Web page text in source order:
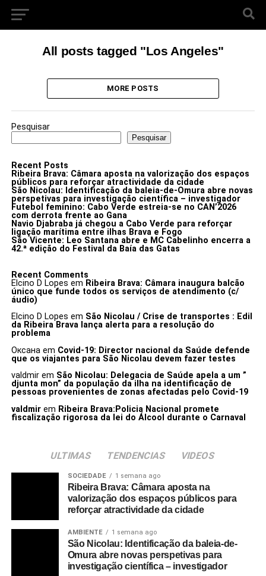
All posts tagged "Los Angeles"
MORE POSTS
Pesquisar
Pesquisar
Recent Posts
Ribeira Brava: Câmara aposta na valorização dos espaços
públicos para reforçar atractividade da cidade
São Nicolau: Identificação da baleia-de-Omura abre novas
perspetivas para investigação científica – investigador
Futebol feminino: Cabo Verde estreia-se no CAN’2026
com derrota frente ao Gana
Navio Djabraba já chegou a Cabo Verde para reforçar
ligação marítima entre ilhas Brava e Fogo
São Vicente: Leo Santana abre e MC Cabelinho encerra a
42.ª edição do Festival da Baía das Gatas
Recent Comments
Elcino D Lopes em Ribeira Brava: Câmara inaugura balcão
único que funde todos os serviços de atendimento (c/
áudio)
Elcino D Lopes em São Nicolau / Crise de transportes : Edil
da Ribeira Brava lança alerta para a resolução do
problema
Оксанаem Covid-19: Director nacional da Saúde defende
que os viajantes para São Nicolau devem fazer testes
valdmirem São Nicolau: Delegacia de Saúde apela a um ”
djunta mon” da população da ilha na identificação de
pessoas provenientes de zonas afectadas pelo Covid-19
valdmirem Ribeira Brava:Policia Nacional promete
fiscalização rigorosa da lei do Álcool durante o Carnaval
ULTIMAS TENDENCIAS VIDEOS
SOCIEDADE 1 semana ago
Ribeira Brava: Câmara aposta na
valorização dos espaços públicos para
reforçar atractividade da cidade
AMBIENTE 1 semana ago
São Nicolau: Identificação da baleia-de-
Omura abre novas perspetivas para
investigação científica – investigador